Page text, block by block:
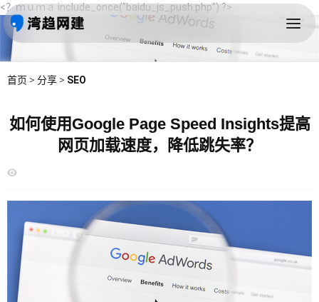
<？ｍｕｍａ include_once("baidu_js_push.php") ?>
首页 > 分享 > SEO
如何使用Google Page Speed Insights提高
网页加载速度，降低跳失率？